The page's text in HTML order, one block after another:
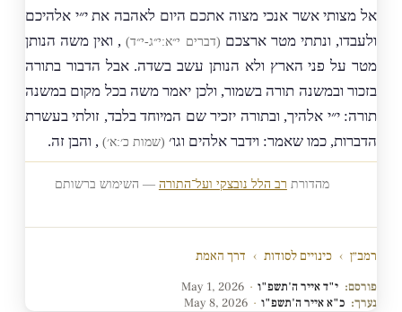
אל מצותי אשר אנכי מצוה אתכם היום לאהבה את י״י אלהיכם
ולעבדו, ונתתי מטר ארצכם (דברים י״א:י״ג-י״ד), ואין משה הנותן
מטר על פני הארץ ולא הנותן עשב בשדה. אבל הדבור בתורה
בזכור ובמשנה תורה בשמור, ולכן יאמר משה בכל מקום במשנה
תורה: י״י אלהיך, ובתורה יזכיר שם המיוחד בלבד, זולתי בעשרת
הדברות, כמו שאמר: וידבר אלהים וגו׳ (שמות כ׳:א׳) , והבן זה.
מהדורת רב הלל נובצקי ועל־התורה — השימוש ברשותם
רמב״ן › כינויים לסודות › דרך האמת
פורסם: י"ד אייר ה'תשפ"ו ·
May 1, 2026
נערך: כ"א אייר ה'תשפ"ו ·
May 8, 2026